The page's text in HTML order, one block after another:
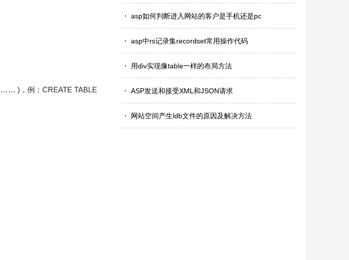
…… )，例：CREATE TABLE
法？
asp如何判断进入网站的客户是手机还是pc
asp中rs记录集recordset常用操作代码
用div实现像table一样的布局方法
ASP发送和接受XML和JSON请求
网站空间产生ldb文件的原因及解决方法